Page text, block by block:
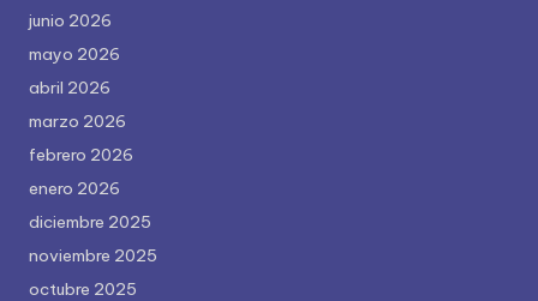
junio 2026
mayo 2026
abril 2026
marzo 2026
febrero 2026
enero 2026
diciembre 2025
noviembre 2025
octubre 2025